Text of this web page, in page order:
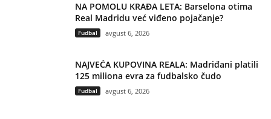
NA POMOLU KRAĐA LETA: Barselona otima
Real Madridu već viđeno pojačanje?
Fudbal avgust 6, 2026
NAJVEĆA KUPOVINA REALA: Madriđani platili
125 miliona evra za fudbalsko čudo
Fudbal avgust 6, 2026